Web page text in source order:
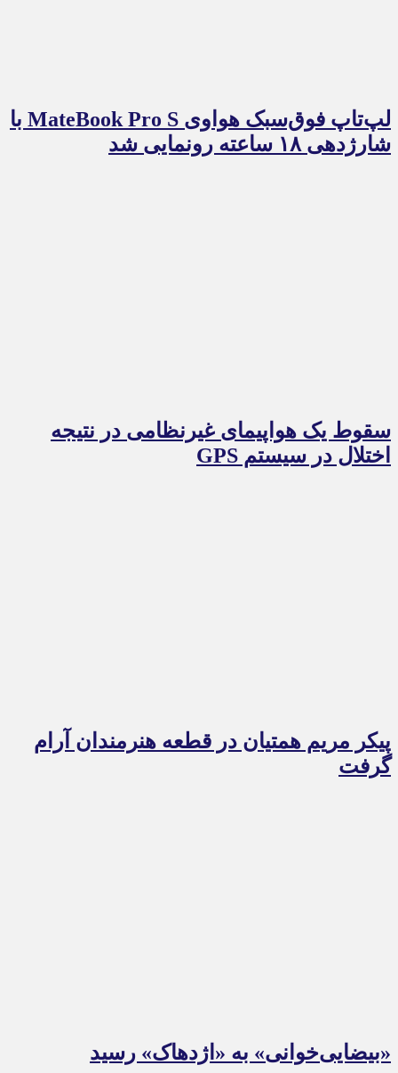
لپ‌تاپ فوق‌سبک هواوی MateBook Pro S با
شارژدهی ۱۸ ساعته رونمایی شد
سقوط یک هواپیمای غیرنظامی در نتیجه
اختلال در سیستم‌ GPS
پیکر مریم همتیان در قطعه هنرمندان آرام
گرفت
«بیضایی‌خوانی» به «اژدهاک» رسید